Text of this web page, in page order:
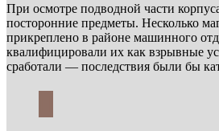
При осмотре подводной части
посторонние предметы. Несколько
прикреплено в районе машинного
квалифицировали их как взрывные
сработали — последствия были бы